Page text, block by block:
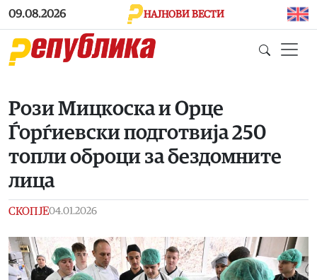
Skip to main content
09.08.2026 НАЈНОВИ ВЕСТИ
Рози Мицкоска и Орце
Ѓорѓиевски подготвија 250
топли оброци за бездомните
лица
СКОПЈЕ04.01.2026